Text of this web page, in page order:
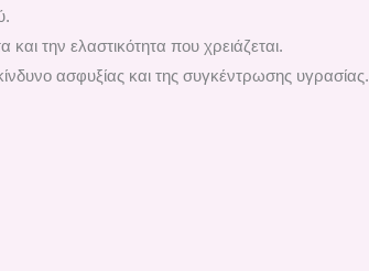
την ελαστικότητα που χρειάζεται.
ασφυξίας και της συγκέντρωσης υγρασίας.